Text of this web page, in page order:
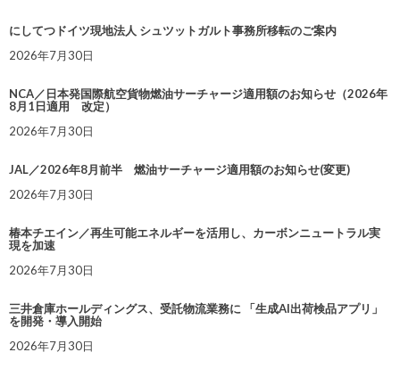
にしてつドイツ現地法人 シュツットガルト事務所移転のご案内
2026年7月30日
NCA／日本発国際航空貨物燃油サーチャージ適用額のお知らせ（2026年
8月1日適用 改定）
2026年7月30日
JAL／2026年8月前半 燃油サーチャージ適用額のお知らせ(変更)
2026年7月30日
椿本チエイン／再生可能エネルギーを活用し、カーボンニュートラル実
現を加速
2026年7月30日
三井倉庫ホールディングス、受託物流業務に 「生成AI出荷検品アプリ」
を開発・導入開始
2026年7月30日